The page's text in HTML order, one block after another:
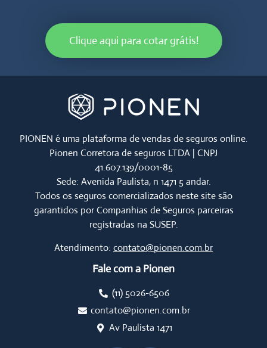
Clique aqui para cotar grátis!
PIONEN é uma plataforma de vendas de seguros online.
Pionen Corretora de seguros LTDA | CNPJ
41.607.139/0001-85
Sede: Avenida Paulista, n 1471 5 andar.
Todos os seguros comercializados neste site são
garantidos por Companhias de Seguros parceiras
registradas na SUSEP.
Atendimento: contato@pionen.com.br
Fale com a Pionen
(11) 5026-6506
contato@pionen.com.br
Av Paulista 1471